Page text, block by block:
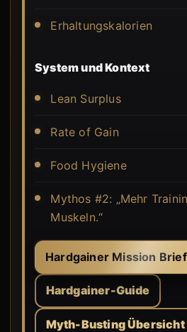
Erhaltungskalorien
System und Kontext
Lean Surplus
Rate of Gain
Food Hygiene
Mythos #2: „Mehr
Muskeln.“
Hardgainer Mission
Hardgainer-Guide
Myth-Busting Übersicht